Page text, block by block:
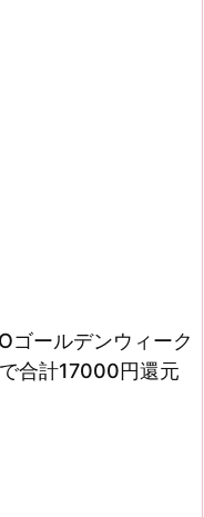
ゴールデンウィーク
合計17000円還元